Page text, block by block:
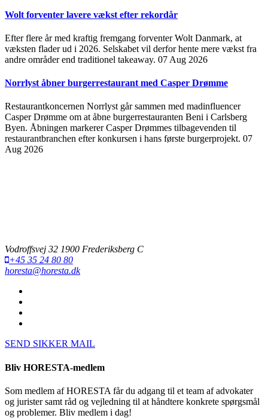
Wolt forventer lavere vækst efter rekordår
Efter flere år med kraftig fremgang forventer Wolt Danmark, at
væksten flader ud i 2026. Selskabet vil derfor hente mere vækst fra
andre områder end traditionel takeaway. 07 Aug 2026
Norrlyst åbner burgerrestaurant med Casper Drømme
Restaurantkoncernen Norrlyst går sammen med madinfluencer
Casper Drømme om at åbne burgerrestauranten Beni i Carlsberg
Byen. Åbningen markerer Casper Drømmes tilbagevenden til
restaurantbranchen efter konkursen i hans første burgerprojekt. 07
Aug 2026
Vodroffsvej 32 1900 Frederiksberg C
+45 35 24 80 80
horesta@horesta.dk
SEND SIKKER MAIL
Bliv HORESTA-medlem
Som medlem af HORESTA får du adgang til et team af advokater
og jurister samt råd og vejledning til at håndtere konkrete spørgsmål
og problemer. Bliv medlem i dag!